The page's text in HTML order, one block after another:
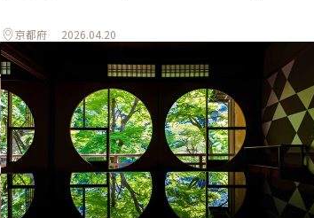
京都府 2026.04.20